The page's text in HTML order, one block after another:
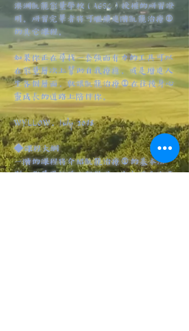
澳洲凱龍能量學校（AESC）授權的研習證
明。研習完畢者將可繼續進階凱龍治療®
的其它課程。
如果你正在尋找一套強而有力的工具可以
在能量層次上幫助自我療癒，或是增進人
生各個層面，就讓凱龍治療®在往後身心
靈成長的道路上陪伴你。
WYLLOW，July 2018
◆課程大綱
一階的課程將介紹凱龍治療®的基本法
則、能量場的淨化與保護，乙太模式結構